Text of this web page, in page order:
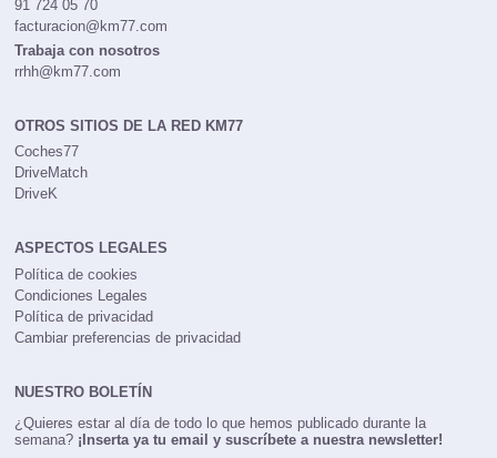
91 724 05 70
facturacion@km77.com
Trabaja con nosotros
rrhh@km77.com
OTROS SITIOS DE LA RED KM77
Coches77
DriveMatch
DriveK
ASPECTOS LEGALES
Política de cookies
Condiciones Legales
Política de privacidad
Cambiar preferencias de privacidad
NUESTRO BOLETÍN
¿Quieres estar al día de todo lo que hemos publicado durante la
semana? ¡Inserta ya tu email y suscríbete a nuestra newsletter!